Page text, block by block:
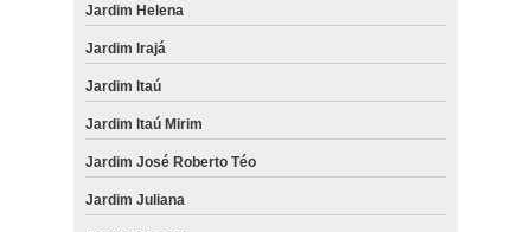
Jardim Helena
Jardim Irajá
Jardim Itaú
Jardim Itaú Mirim
Jardim José Roberto Téo
Jardim Juliana